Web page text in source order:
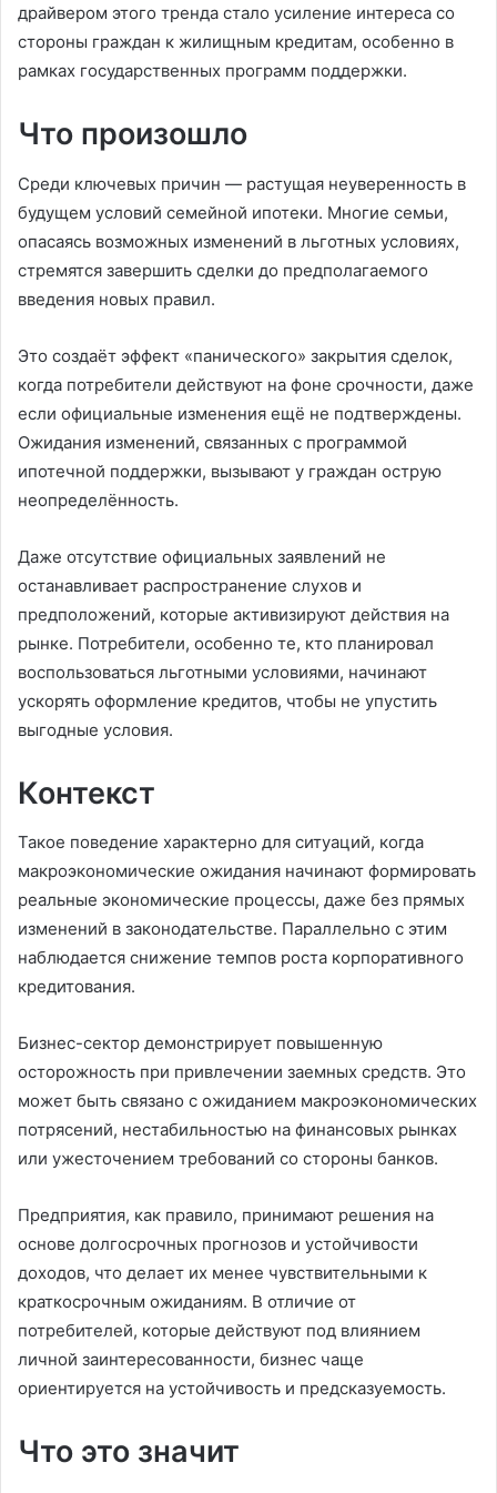
драйвером этого тренда стало усиление интереса со
стороны граждан к жилищным кредитам, особенно в
рамках государственных программ поддержки.
Что произошло
Среди ключевых причин — растущая неуверенность в
будущем условий семейной ипотеки. Многие семьи,
опасаясь возможных изменений в льготных условиях,
стремятся завершить сделки до предполагаемого
введения новых правил.
Это создаёт эффект «панического» закрытия сделок,
когда потребители действуют на фоне срочности, даже
если официальные изменения ещё не подтверждены.
Ожидания изменений, связанных с программой
ипотечной поддержки, вызывают у граждан острую
неопределённость.
Даже отсутствие официальных заявлений не
останавливает распространение слухов и
предположений, которые активизируют действия на
рынке. Потребители, особенно те, кто планировал
воспользоваться льготными условиями, начинают
ускорять оформление кредитов, чтобы не упустить
выгодные условия.
Контекст
Такое поведение характерно для ситуаций, когда
макроэкономические ожидания начинают формировать
реальные экономические процессы, даже без прямых
изменений в законодательстве. Параллельно с этим
наблюдается снижение темпов роста корпоративного
кредитования.
Бизнес-сектор демонстрирует повышенную
осторожность при привлечении заемных средств. Это
может быть связано с ожиданием макроэкономических
потрясений, нестабильностью на финансовых рынках
или ужесточением требований со стороны банков.
Предприятия, как правило, принимают решения на
основе долгосрочных прогнозов и устойчивости
доходов, что делает их менее чувствительными к
краткосрочным ожиданиям. В отличие от
потребителей, которые действуют под влиянием
личной заинтересованности, бизнес чаще
ориентируется на устойчивость и предсказуемость.
Что это значит